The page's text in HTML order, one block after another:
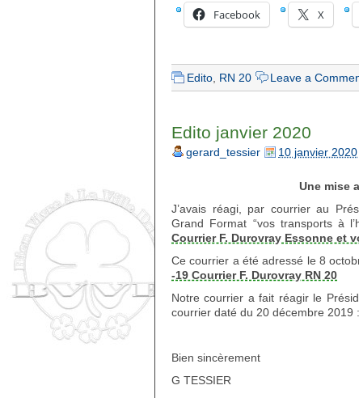
Facebook X
Edito RN 20 Leave a
Edito janvier 2020
gerard_tessier 10 janvier 2020
Une mise
J’avais réagi, par courrier au
Grand Format “vos transports à
Courrier F. Durovray Essonne et
Ce courrier a été adressé le 8
-19 Courrier F. Durovray RN 20
Notre courrier a fait réagir le
courrier daté du 20 décembre 2019 :
Bien sincèrement
G TESSIER